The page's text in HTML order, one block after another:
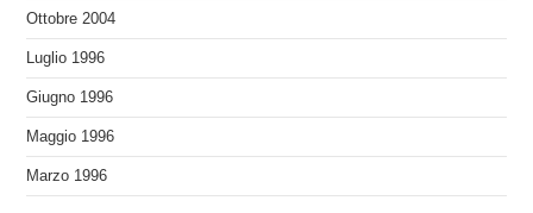
Ottobre 2004
Luglio 1996
Giugno 1996
Maggio 1996
Marzo 1996